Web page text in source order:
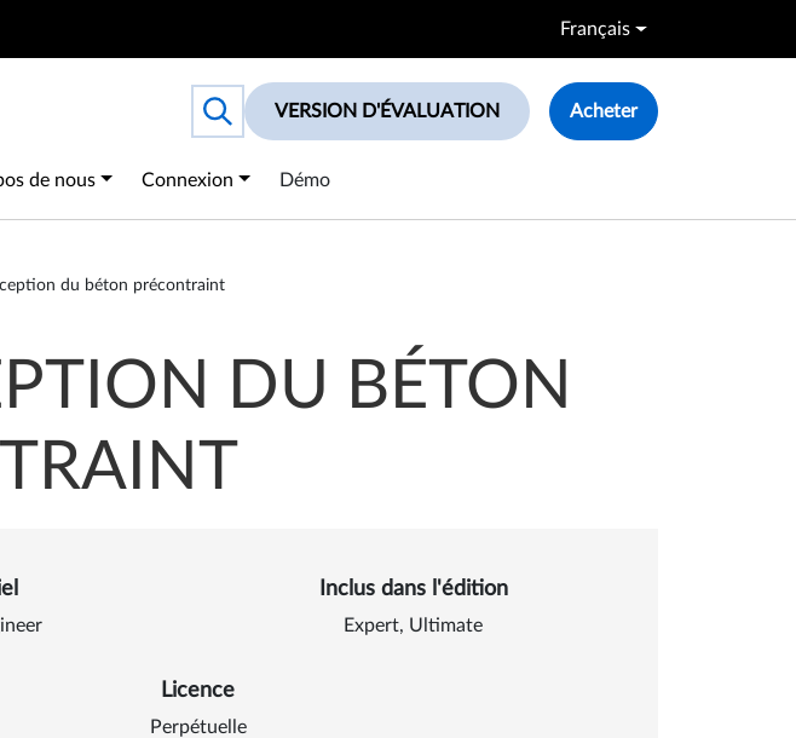
Français
Toggle search box
VERSION D'ÉVALUATION Acheter
de nous Connexion Démo
du béton précontraint
DU BÉTON
Inclus dans l'édition
Expert, Ultimate
Licence
Perpétuelle